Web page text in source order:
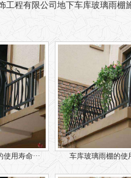
工程有限公司地下车库玻璃雨棚
用寿命··· 车库玻璃雨棚的使